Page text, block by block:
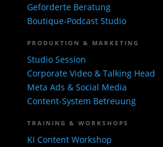
Geförderte Beratung
Boutique-Podcast Studio
PRODUKTION & MARKETING
Studio Session
Corporate Video & Talking Head
Meta Ads & Social Media
Content-System Betreuung
TRAINING & WORKSHOPS
KI Content Workshop